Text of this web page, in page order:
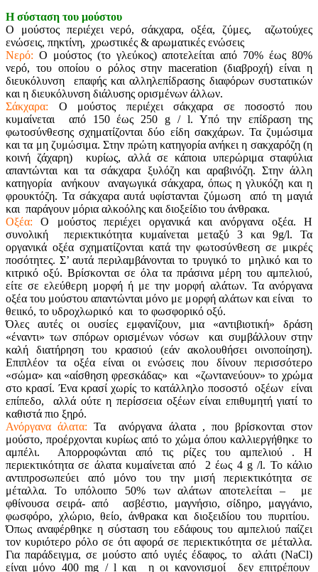
Η σύσταση του μούστου
Ο μούστος περιέχει νερό, σάκχαρα, οξέα, ζύμες, αζωτούχες
ενώσεις, πηκτίνη, χρωστικές & αρωματικές ενώσεις
Νερό: Ο μούστος (το γλεύκος) αποτελείται από 70% έως 80%
νερό, του οποίου ο ρόλος στην maceration (διαβροχή) είναι η
διευκόλυνση επαφής και αλληλεπίδρασης διαφόρων συστατικών
και η διευκόλυνση διάλυσης ορισμένων άλλων.
Σάκχαρα: Ο μούστος περιέχει σάκχαρα σε ποσοστό που
κυμαίνεται από 150 έως 250 g / l. Υπό την επίδραση της
φωτοσύνθεσης σχηματίζονται δύο είδη σακχάρων. Τα ζυμώσιμα
και τα μη ζυμώσιμα. Στην πρώτη κατηγορία ανήκει η σακχαρόζη (η
κοινή ζάχαρη) κυρίως, αλλά σε κάποια υπερώριμα σταφύλια
απαντώνται και τα σάκχαρα ξυλόζη και αραβινόζη. Στην άλλη
κατηγορία ανήκουν αναγωγικά σάκχαρα, όπως η γλυκόζη και η
φρουκτόζη. Τα σάκχαρα αυτά υφίστανται ζύμωση από τη μαγιά
και παράγουν μόρια αλκοόλης και διοξείδιο του άνθρακα.
Οξέα: Ο μούστος περιέχει οργανικά και ανόργανα οξέα. Η
συνολική περιεκτικότητα κυμαίνεται μεταξύ 3 και 9g/l. Τα
οργανικά οξέα σχηματίζονται κατά την φωτοσύνθεση σε μικρές
ποσότητες. Σ’ αυτά περιλαμβάνονται το τρυγικό το μηλικό και το
κιτρικό οξύ. Βρίσκονται σε όλα τα πράσινα μέρη του αμπελιού,
είτε σε ελεύθερη μορφή ή με την μορφή αλάτων. Τα ανόργανα
οξέα του μούστου απαντώνται μόνο με μορφή αλάτων και είναι το
θειικό, το υδροχλωρικό και το φωσφορικό οξύ.
Όλες αυτές οι ουσίες εμφανίζουν, μια «αντιβιοτική» δράση
«έναντι» των σπόρων ορισμένων νόσων και συμβάλλουν στην
καλή διατήρηση του κρασιού (εάν ακολουθήσει οινοποίηση).
Επιπλέον τα οξέα είναι οι ενώσεις που δίνουν περισσότερο
«σώμα» και «αίσθηση φρεσκάδας» και «ζωντανεύουν» το χρώμα
στο κρασί. Ένα κρασί χωρίς το κατάλληλο ποσοστό οξέων είναι
επίπεδο, αλλά ούτε η περίσσεια οξέων είναι επιθυμητή γιατί το
καθιστά πιο ξηρό.
Ανόργανα άλατα: Τα ανόργανα άλατα , που βρίσκονται στον
μούστο, προέρχονται κυρίως από το χώμα όπου καλλιεργήθηκε το
αμπέλι. Απορροφώνται από τις ρίζες του αμπελιού . Η
περιεκτικότητα σε άλατα κυμαίνεται από 2 έως 4 g /l. Το κάλιο
αντιπροσωπεύει από μόνο του την μισή περιεκτικότητα σε
μέταλλα. Το υπόλοιπο 50% των αλάτων αποτελείται – με
φθίνουσα σειρά- από ασβέστιο, μαγνήσιο, σίδηρο, μαγγάνιο,
φωσφόρο, χλώριο, θείο, άνθρακα και διοξειδίου του πυριτίου.
Όπως αναφέρθηκε η σύσταση του εδάφους του αμπελιού παίζει
τον κυριότερο ρόλο σε ότι αφορά σε περιεκτικότητα σε μέταλλα.
Για παράδειγμα, σε μούστο από υγιές έδαφος, το αλάτι (NaCl)
είναι μόνο 400 mg / l και η οι κανονισμοί δεν επιτρέπουν